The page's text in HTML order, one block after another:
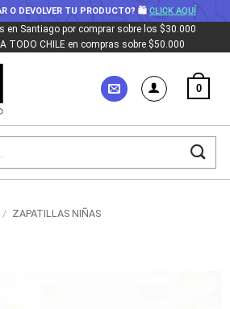
O DEVOLVER TU PRODUCTO? 🛍CLICK AQUÍ
en Santiago por comprar sobre los $30.000
TODO CHILE en compras sobre $50.000
0
/ ZAPATILLAS NIÑAS